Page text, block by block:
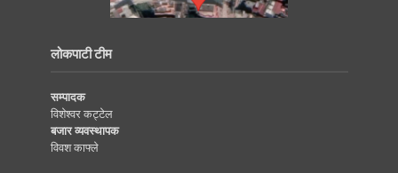
लोकपाटी टीम
सम्पादक
विशेश्वर कट्टेल
बजार व्यवस्थापक
विवश काफ्ले